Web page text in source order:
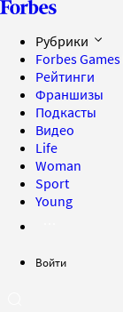
Рубрики
Forbes Games
Рейтинги
Франшизы
Подкасты
Видео
Life
Woman
Sport
Young
Войти